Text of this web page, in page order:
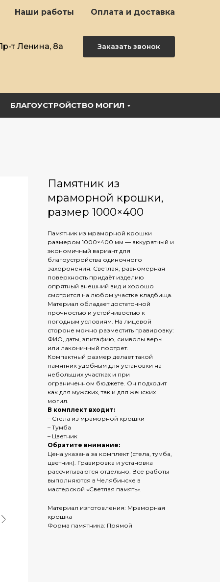
Наши работы Оплата и доставка
т Ленина, 8а Заказать звонок
БЛАГОУСТРОЙСТВО МОГИЛ
Памятник из
мраморной крошки,
размер 1000×400
Памятник из мраморной крошки
размером 1000×400 мм — аккуратный и
экономичный вариант для
благоустройства одиночного
захоронения. Светлая, равномерная
поверхность придаёт изделию
опрятный внешний вид и хорошо
смотрится на любом участке кладбища.
Материал обладает достаточной
прочностью и устойчивостью к
погодным условиям. На лицевой
стороне можно разместить гравировку:
ФИО, даты, эпитафию, символы веры
или лаконичный портрет.
Компактный размер делает такой
памятник удобным для установки на
небольших участках и при
ограниченном бюджете. Он подходит
как для мужских, так и для женских
могил.
В комплект входит:
– Стела из мраморной крошки
– Тумба
– Цветник
Обратите внимание:
Цена указана за комплект (стела, тумба,
цветник). Гравировка и установка
рассчитываются отдельно. Все работы
выполняются в Челябинске в
мастерской «Светлая память».
Материал изготовления: Мраморная
крошка
Форма памятника: Прямой